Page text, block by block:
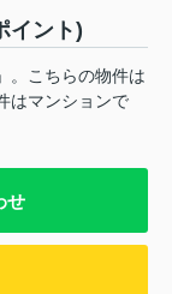
イント)
。こちらの物件は
はマンションで
せ